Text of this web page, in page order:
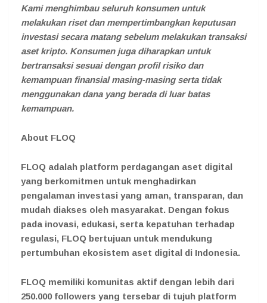
Kami menghimbau seluruh konsumen untuk
melakukan riset dan mempertimbangkan keputusan
investasi secara matang sebelum melakukan transaksi
aset kripto. Konsumen juga diharapkan untuk
bertransaksi sesuai dengan profil risiko dan
kemampuan finansial masing-masing serta tidak
menggunakan dana yang berada di luar batas
kemampuan.
About FLOQ
FLOQ adalah platform perdagangan aset digital
yang berkomitmen untuk menghadirkan
pengalaman investasi yang aman, transparan, dan
mudah diakses oleh masyarakat. Dengan fokus
pada inovasi, edukasi, serta kepatuhan terhadap
regulasi, FLOQ bertujuan untuk mendukung
pertumbuhan ekosistem aset digital di Indonesia.
FLOQ memiliki komunitas aktif dengan lebih dari
250.000 followers yang tersebar di tujuh platform